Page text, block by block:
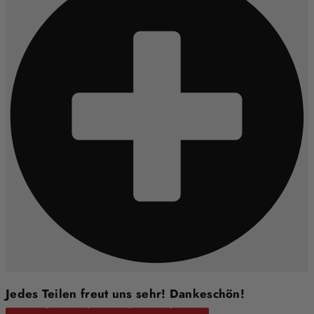
Jedes Teilen freut uns sehr! Dankeschön!